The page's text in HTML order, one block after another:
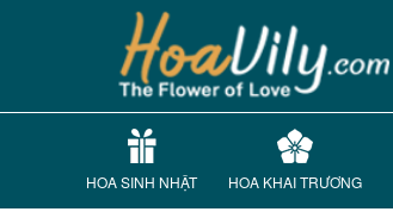
HOA SINH NHẬT HOA KHAI TRƯƠNG